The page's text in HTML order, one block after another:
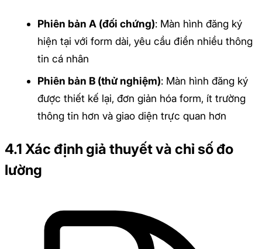
Phiên bản A (đối chứng): Màn hình đăng ký
hiện tại với form dài, yêu cầu điền nhiều thông
tin cá nhân
Phiên bản B (thử nghiệm): Màn hình đăng ký
được thiết kế lại, đơn giản hóa form, ít trường
thông tin hơn và giao diện trực quan hơn
4.1 Xác định giả thuyết và chỉ số đo
lường